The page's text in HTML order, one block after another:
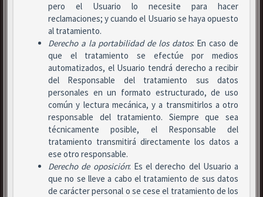
pero el Usuario lo necesite para hacer
reclamaciones; y cuando el Usuario se haya opuesto
al tratamiento.
Derecho a la portabilidad de los datos: En caso de
que el tratamiento se efectúe por medios
automatizados, el Usuario tendrá derecho a recibir
del Responsable del tratamiento sus datos
personales en un formato estructurado, de uso
común y lectura mecánica, y a transmitirlos a otro
responsable del tratamiento. Siempre que sea
técnicamente posible, el Responsable del
tratamiento transmitirá directamente los datos a
ese otro responsable.
Derecho de oposición: Es el derecho del Usuario a
que no se lleve a cabo el tratamiento de sus datos
de carácter personal o se cese el tratamiento de los